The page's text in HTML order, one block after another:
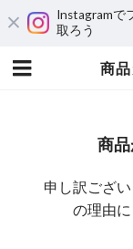
Instagramで
取ろう
商
商
申し訳ござ
の理由